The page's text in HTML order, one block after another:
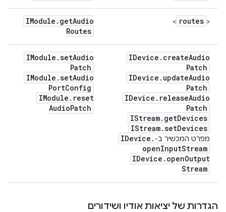
<
routes
>
IModule . getAudio
Routes
IDevice . createAudio
Patch
IDevice . updateAudio
Patch
IDevice . releaseAudio
Patch
IStream. getDevices
IStream.setDevices
מפרט המכשיר ב- IDevice .
openInputStream
IDevice . openOutput
Stream
IModule .setAudio
Patch
IModule .setAudio
PortConfig
IModule . reset
AudioPatch
הגדרות של יציאות אודיו ושידורים